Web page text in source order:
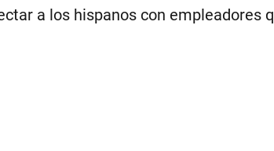
a los hispanos con empleadores